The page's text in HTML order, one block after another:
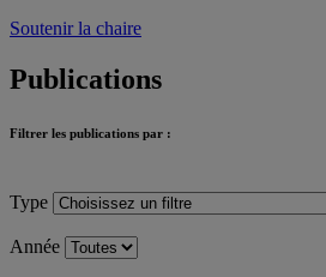
Soutenir la chaire
Publications
Filtrer les publications par :
Type
Année